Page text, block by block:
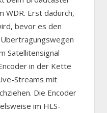
WDR. Erst dadurch,
bevor es den
Satellitensignal
in der Kette
Streams mit
Die Encoder
im HLS-